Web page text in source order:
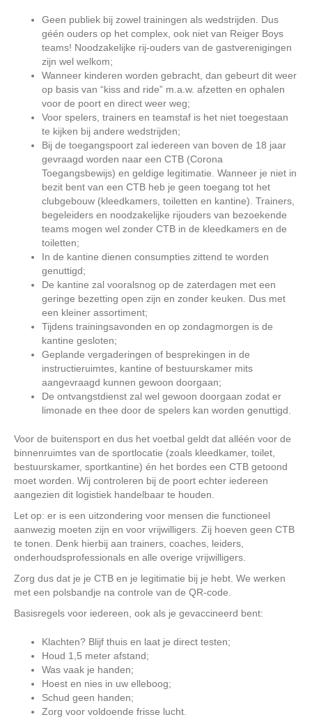
Geen publiek bij zowel trainingen als wedstrijden. Dus
géén ouders op het complex, ook niet van Reiger Boys
teams! Noodzakelijke rij-ouders van de gastverenigingen
zijn wel welkom;
Wanneer kinderen worden gebracht, dan gebeurt dit weer
op basis van “kiss and ride” m.a.w. afzetten en ophalen
voor de poort en direct weer weg;
Voor spelers, trainers en teamstaf is het niet toegestaan
te kijken bij andere wedstrijden;
Bij de toegangspoort zal iedereen van boven de 18 jaar
gevraagd worden naar een CTB (Corona
Toegangsbewijs) en geldige legitimatie. Wanneer je niet in
bezit bent van een CTB heb je geen toegang tot het
clubgebouw (kleedkamers, toiletten en kantine). Trainers,
begeleiders en noodzakelijke rijouders van bezoekende
teams mogen wel zonder CTB in de kleedkamers en de
toiletten;
In de kantine dienen consumpties zittend te worden
genuttigd;
De kantine zal vooralsnog op de zaterdagen met een
geringe bezetting open zijn en zonder keuken. Dus met
een kleiner assortiment;
Tijdens trainingsavonden en op zondagmorgen is de
kantine gesloten;
Geplande vergaderingen of besprekingen in de
instructieruimtes, kantine of bestuurskamer mits
aangevraagd kunnen gewoon doorgaan;
De ontvangstdienst zal wel gewoon doorgaan zodat er
limonade en thee door de spelers kan worden genuttigd.
Voor de buitensport en dus het voetbal geldt dat alléén voor de
binnenruimtes van de sportlocatie (zoals kleedkamer, toilet,
bestuurskamer, sportkantine) én het bordes een CTB getoond
moet worden. Wij controleren bij de poort echter iedereen
aangezien dit logistiek handelbaar te houden.
Let op: er is een uitzondering voor mensen die functioneel
aanwezig moeten zijn en voor vrijwilligers. Zij hoeven geen CTB
te tonen. Denk hierbij aan trainers, coaches, leiders,
onderhoudsprofessionals en alle overige vrijwilligers.
Zorg dus dat je je CTB en je legitimatie bij je hebt. We werken
met een polsbandje na controle van de QR-code.
Basisregels voor iedereen, ook als je gevaccineerd bent:
Klachten? Blijf thuis en laat je direct testen;
Houd 1,5 meter afstand;
Was vaak je handen;
Hoest en nies in uw elleboog;
Schud geen handen;
Zorg voor voldoende frisse lucht.